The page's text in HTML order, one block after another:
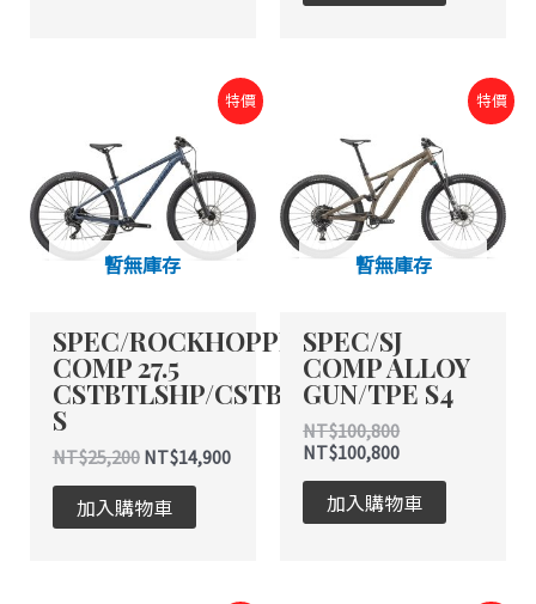
特價
暫無庫存
SPEC/ROCKHOPPER
COMP 27.5
CSTBTLSHP/CSTB
S
NT$25,200
格：
NT$25,200。
NT$14,900
目
前
NT$14,900。
加入購物車
特價
暫無庫存
SPEC/SJ
COMP ALLOY
GUN/TPE S4
NT$100,800
格：
NT$100,800。
NT$100,800
格：
NT$100,800。
加入購物車